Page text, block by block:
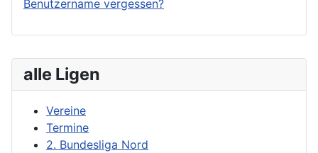
alle Ligen
Vereine
Termine
2. Bundesliga Nord
Benutzername vergessen?